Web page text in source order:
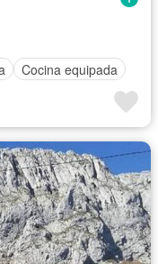
Cocina equipada